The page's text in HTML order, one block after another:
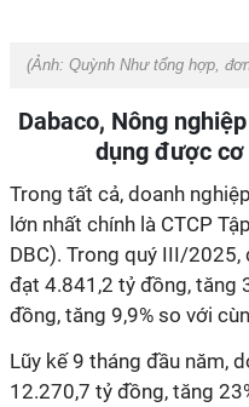
(Ảnh: Quỳnh Như tổng hợp,
Dabaco, Nông
dụng được
Trong tất cả, doanh
lớn nhất chính là CTCP
DBC). Trong quý III/2025,
đạt 4.841,2 tỷ đồng, tăng
đồng, tăng 9,9% so với
Lũy kế 9 tháng đầu năm,
12.270,7 tỷ đồng, tăng